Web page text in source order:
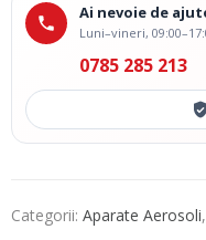
Ai nevoie de
Luni–vineri,
0785 285 213
Categorii: Aparate Aerosoli,